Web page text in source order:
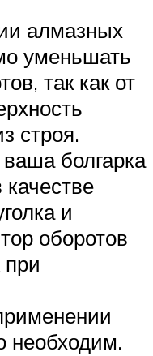
алмазных
уменьшать
так как от
строя.
болгарка
качестве
и
оборотов
при